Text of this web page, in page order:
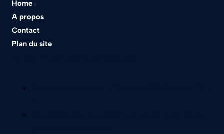
Home
A propos
Contact
Plan du site